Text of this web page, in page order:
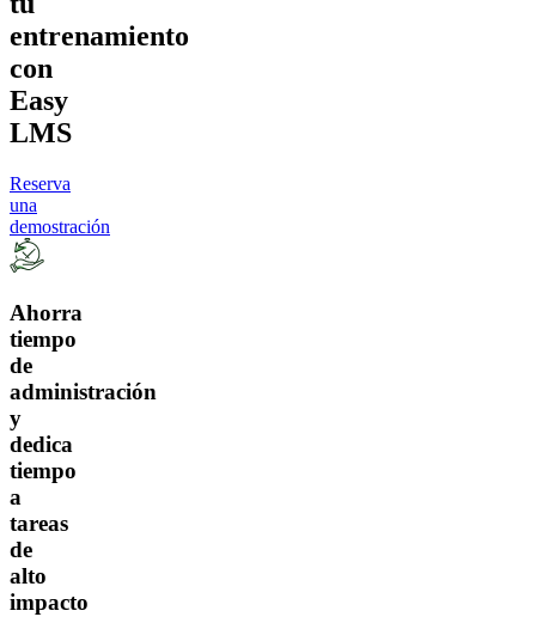
entrenamiento
con
Easy
LMS
Reserva
una
demostración
Ahorra
tiempo
de
administración
y
dedica
tiempo
a
tareas
de
alto
impacto